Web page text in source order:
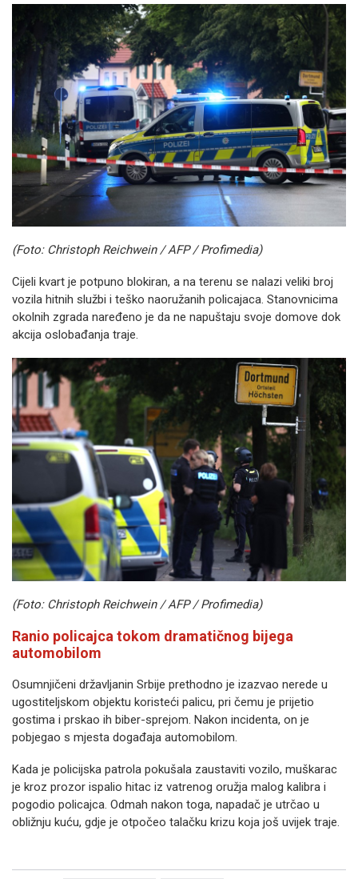
(Foto: Christoph Reichwein / AFP / Profimedia)
Cijeli kvart je potpuno blokiran, a na terenu se nalazi veliki broj
vozila hitnih službi i teško naoružanih policajaca. Stanovnicima
okolnih zgrada naređeno je da ne napuštaju svoje domove dok
akcija oslobađanja traje.
(Foto: Christoph Reichwein / AFP / Profimedia)
Ranio policajca tokom dramatičnog bijega
automobilom
Osumnjičeni državljanin Srbije prethodno je izazvao nerede u
ugostiteljskom objektu koristeći palicu, pri čemu je prijetio
gostima i prskao ih biber-sprejom. Nakon incidenta, on je
pobjegao s mjesta događaja automobilom.
Kada je policijska patrola pokušala zaustaviti vozilo, muškarac
je kroz prozor ispalio hitac iz vatrenog oružja malog kalibra i
pogodio policajca. Odmah nakon toga, napadač je utrčao u
obližnju kuću, gdje je otpočeo talačku krizu koja još uvijek traje.